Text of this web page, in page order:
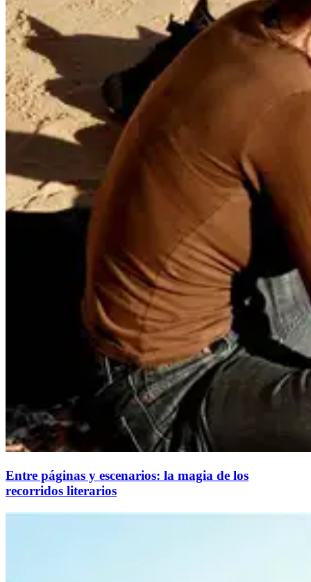
Entre páginas y escenarios: la magia de los
recorridos literarios